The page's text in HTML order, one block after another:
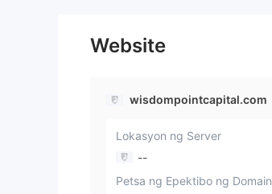
Website
wisdompointcapital.com
Lokasyon ng Server
--
Petsa ng Epektibo ng Domain